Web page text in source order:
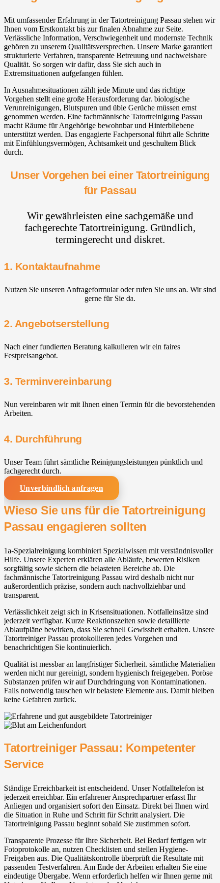
Mit umfassender Erfahrung in der Tatortreinigung Passau stehen wir
Ihnen vom Erstkontakt bis zur finalen Abnahme zur Seite.
Verlässliche Information, Verschwiegenheit und modernste Technik
gehören zu unserem Qualitätsversprechen. Unsere Marke garantiert
strukturierte Verfahren, transparente Betreuung und nachweisbare
Qualität. So sorgen wir dafür, dass Sie sich auch in
Extremsituationen aufgefangen fühlen.
In Ausnahmesituationen zählt jede Minute und das richtige
Vorgehen stellt eine große Herausforderung dar. biologische
Verunreinigungen, Blutspuren und üble Gerüche müssen ernst
genommen werden. Eine fachmännische Tatortreinigung Passau
macht Räume für Angehörige bewohnbar und Hinterbliebene
unterstützt werden. Das engagierte Fachpersonal führt alle Schritte
mit Einfühlungsvermögen, Achtsamkeit und geschultem Blick
durch.
Unser Vorgehen bei einer Tatortreinigung
für Passau
Wir gewährleisten eine sachgemäße und
fachgerechte Tatortreinigung. Gründlich,
termingerecht und diskret.
1. Kontaktaufnahme
Nutzen Sie unseren Anfrageformular oder rufen Sie uns an. Wir sind
gerne für Sie da.
2. Angebotserstellung
Nach einer fundierten Beratung kalkulieren wir ein faires
Festpreisangebot.
3. Terminvereinbarung
Nun vereinbaren wir mit Ihnen einen Termin für die bevorstehenden
Arbeiten.
4. Durchführung
Unser Team führt sämtliche Reinigungsleistungen pünktlich und
fachgerecht durch.
Unverbindlich anfragen
Wieso Sie uns für die Tatortreinigung
Passau engagieren sollten
1a-Spezialreinigung kombiniert Spezialwissen mit verständnisvoller
Hilfe. Unsere Experten erklären alle Abläufe, bewerten Risiken
sorgfältig sowie sichern die belasteten Bereiche ab. Die
fachmännische Tatortreinigung Passau wird deshalb nicht nur
außerordentlich präzise, sondern auch nachvollziehbar und
transparent.
Verlässlichkeit zeigt sich in Krisensituationen. Notfalleinsätze sind
jederzeit verfügbar. Kurze Reaktionszeiten sowie detaillierte
Ablaufpläne bewirken, dass Sie schnell Gewissheit erhalten. Unsere
Tatortreiniger Passau protokollieren jedes Vorgehen und
benachrichtigen Sie kontinuierlich.
Qualität ist messbar an langfristiger Sicherheit. sämtliche Materialien
werden nicht nur gereinigt, sondern hygienisch freigegeben. Poröse
Substanzen prüfen wir auf Durchdringung von Kontaminationen.
Falls notwendig tauschen wir belastete Elemente aus. Damit bleiben
keine Gefahren zurück.
Tatortreiniger Passau: Kompetenter
Service
Ständige Erreichbarkeit ist entscheidend. Unser Notfalltelefon ist
jederzeit erreichbar. Ein erfahrener Ansprechpartner erfasst Ihr
Anliegen und organisiert sofort den Einsatz. Direkt bei Ihnen wird
die Situation in Ruhe und Schritt für Schritt analysiert. Die
Tatortreinigung Passau beginnt sobald Sie zustimmen sofort.
Transparente Prozesse für Ihre Sicherheit. Bei Bedarf fertigen wir
Fotoprotokolle an, nutzen Checklisten und stellen Hygiene-
Freigaben aus. Die Qualitätskontrolle überprüft die Resultate mit
passenden Testverfahren. Am Ende der Arbeiten erhalten Sie eine
eindeutige Übergabe. Wenn erforderlich helfen wir Ihnen gerne mit